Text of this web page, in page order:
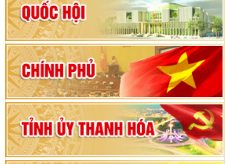
Hướng dẫn quy trình bỏ phiếu bầu cử ĐBQH
khoá XVI và đại biểu HĐND các cấp nhiệm kỳ
2026-2031
80 năm Quốc hội Việt Nam: vì lợi ích Nhân dân,
vì sự phát triển của đất nước
Bộ Chính trị duyệt nội dung Đại hội đại biểu
Đảng bộ tỉnh Thanh Hóa lần thứ XX, nhiệm kỳ
2025 - 2030
Đại hội đại biểu Đảng bộ xã Yên Thọ lần thứ I,
nhiệm kỳ 2025 – 2030